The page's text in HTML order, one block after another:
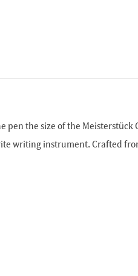
pen the size of the
writing instrument. Crafted